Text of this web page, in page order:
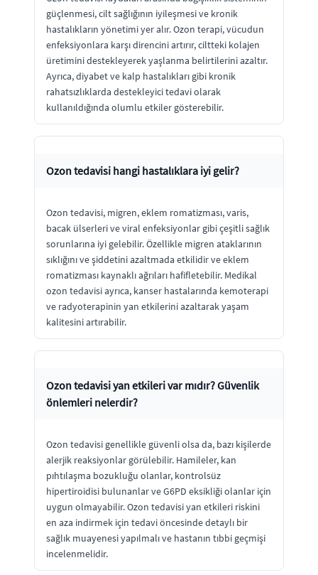
güçlenmesi, cilt sağlığının iyileşmesi ve kronik
hastalıkların yönetimi yer alır. Ozon terapi, vücudun
enfeksiyonlara karşı direncini artırır, ciltteki kolajen
üretimini destekleyerek yaşlanma belirtilerini azaltır.
Ayrıca, diyabet ve kalp hastalıkları gibi kronik
rahatsızlıklarda destekleyici tedavi olarak
kullanıldığında olumlu etkiler gösterebilir.
Ozon tedavisi hangi hastalıklara iyi gelir?
Ozon tedavisi, migren, eklem romatizması, varis,
bacak ülserleri ve viral enfeksiyonlar gibi çeşitli sağlık
sorunlarına iyi gelebilir. Özellikle migren ataklarının
sıklığını ve şiddetini azaltmada etkilidir ve eklem
romatizması kaynaklı ağrıları hafifletebilir. Medikal
ozon tedavisi ayrıca, kanser hastalarında kemoterapi
ve radyoterapinin yan etkilerini azaltarak yaşam
kalitesini artırabilir.
Ozon tedavisi yan etkileri var mıdır? Güvenlik
önlemleri nelerdir?
Ozon tedavisi genellikle güvenli olsa da, bazı kişilerde
alerjik reaksiyonlar görülebilir. Hamileler, kan
pıhtılaşma bozukluğu olanlar, kontrolsüz
hipertiroidisi bulunanlar ve G6PD eksikliği olanlar için
uygun olmayabilir. Ozon tedavisi yan etkileri riskini
en aza indirmek için tedavi öncesinde detaylı bir
sağlık muayenesi yapılmalı ve hastanın tıbbi geçmişi
incelenmelidir.